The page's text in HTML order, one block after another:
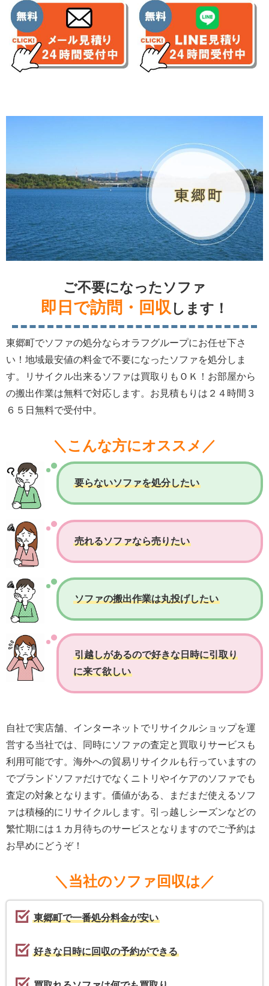
ご不要になったソファ
即日で訪問・回収 します！
東郷町でソファの処分ならオラフグループにお任せ下さ
い！地域最安値の料金で不要になったソファを処分しま
す。リサイクル出来るソファは買取りもＯＫ！お部屋から
の搬出作業は無料で対応します。お見積もりは２４時間３
６５日無料で受付中。
＼こんな方にオススメ／
要らないソファを処分したい
売れるソファなら売りたい
ソファの搬出作業は丸投げしたい
引越しがあるので好きな日時に引取り
に来て欲しい
自社で実店舗、インターネットでリサイクルショップを運
営する当社では、同時にソファの査定と買取りサービスも
利用可能です。海外への貿易リサイクルも行っていますの
でブランドソファだけでなくニトリやイケアのソファでも
査定の対象となります。価値がある、まだまだ使えるソフ
ァは積極的にリサイクルします。引っ越しシーズンなどの
繁忙期には１カ月待ちのサービスとなりますのでご予約は
お早めにどうぞ！
＼当社のソファ回収は／
東郷町で一番処分料金が安い
好きな日時に回収の予約ができる